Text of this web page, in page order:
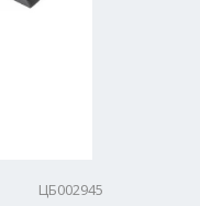
ЦБ002945